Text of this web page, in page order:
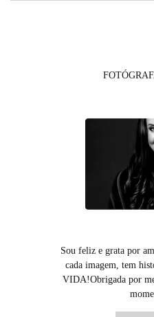
Sou feliz e grata por
cada imagem, tem
VIDA!Obrigada por